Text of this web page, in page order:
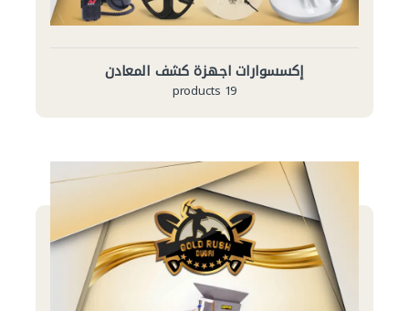
إكسسوارات اجهزة كشف المعادن
19 products